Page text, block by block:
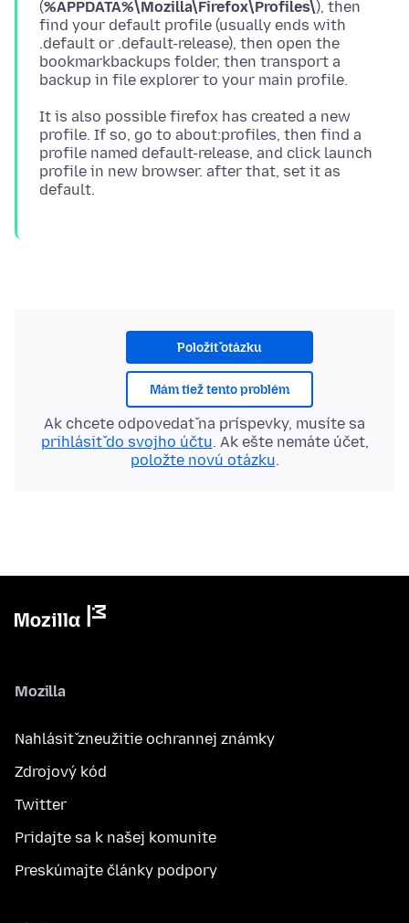
(%APPDATA%\Mozilla\Firefox\Profiles\), then
find your default profile (usually ends with
.default or .default-release), then open the
bookmarkbackups folder, then transport a
It is also possible firefox has created a new
profile. If so, go to about:profiles, then find a
profile named default-release, and click launch
profile in new browser. after that, set it as
Položiť otázku
Mám tiež tento problém
Ak chcete odpovedať na príspevky, musíte sa
prihlásiť do svojho účtu. Ak ešte nemáte účet,
položte novú otázku.
Mozilla
Nahlásiť zneužitie ochrannej známky
Zdrojový kód
Twitter
Pridajte sa k našej komunite
Preskúmajte články podpory